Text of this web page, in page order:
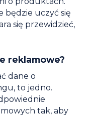
będzie uczyć się
się przewidzieć,
reklamowe?
dane o
to jedno.
tak, aby